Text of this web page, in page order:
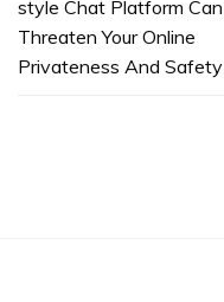
style Chat Platform Can
Threaten Your Online
Privateness And Safety